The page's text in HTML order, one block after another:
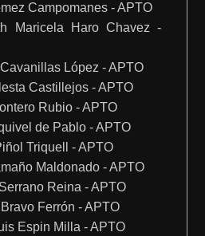
Campomanes - APTO
Maricela Haro Chavez -
López - APTO
Castillejos - APTO
Rubio - APTO
de Pablo - APTO
Triquell - APTO
Maldonado - APTO
Reina - APTO
Ferrón - APTO
Espin Milla - APTO